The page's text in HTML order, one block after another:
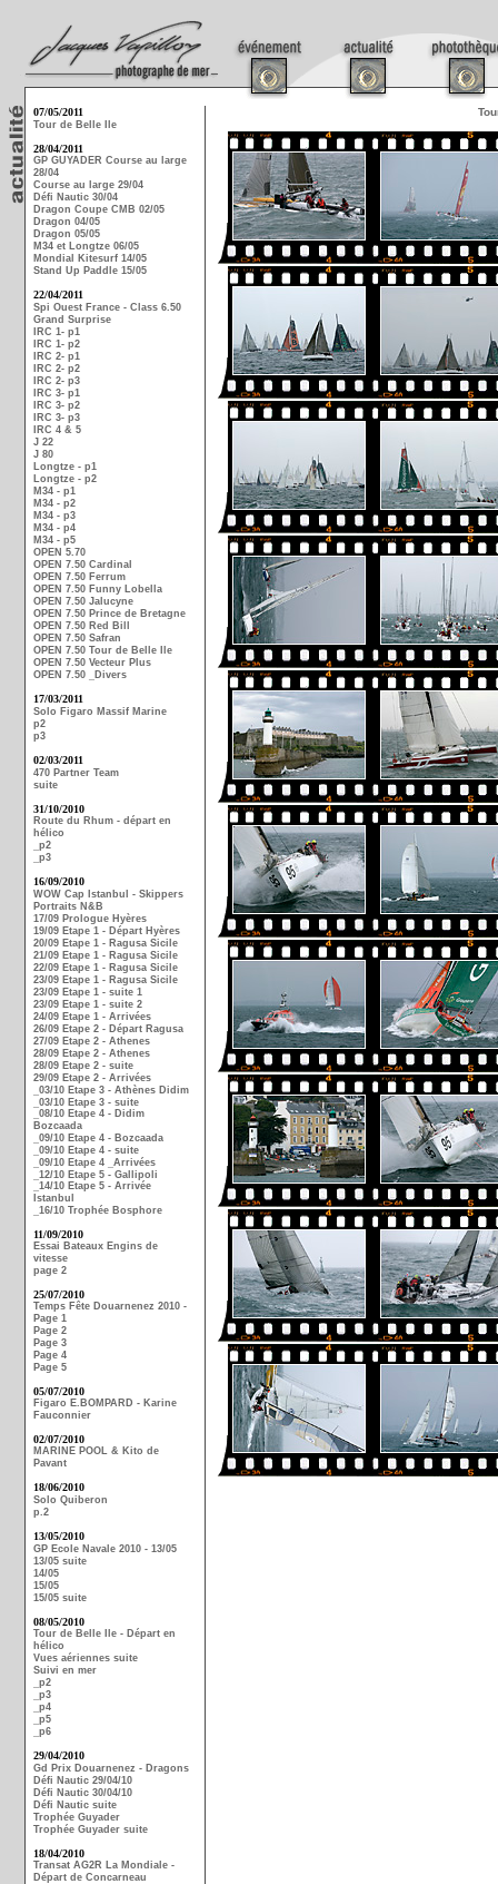
07/05/2011
Tour de Belle Ile
28/04/2011
GP GUYADER Course au large
28/04
Course au large 29/04
Défi Nautic 30/04
Dragon Coupe CMB 02/05
Dragon 04/05
Dragon 05/05
M34 et Longtze 06/05
Mondial Kitesurf 14/05
Stand Up Paddle 15/05
22/04/2011
Spi Ouest France - Class 6.50
Grand Surprise
IRC 1- p1
IRC 1- p2
IRC 2- p1
IRC 2- p2
IRC 2- p3
IRC 3- p1
IRC 3- p2
IRC 3- p3
IRC 4 & 5
J 22
J 80
Longtze - p1
Longtze - p2
M34 - p1
M34 - p2
M34 - p3
M34 - p4
M34 - p5
OPEN 5.70
OPEN 7.50 Cardinal
OPEN 7.50 Ferrum
OPEN 7.50 Funny Lobella
OPEN 7.50 Jalucyne
OPEN 7.50 Prince de Bretagne
OPEN 7.50 Red Bill
OPEN 7.50 Safran
OPEN 7.50 Tour de Belle Ile
OPEN 7.50 Vecteur Plus
OPEN 7.50 _Divers
17/03/2011
Solo Figaro Massif Marine
p2
p3
02/03/2011
470 Partner Team
suite
31/10/2010
Route du Rhum - départ en
hélico
_p2
_p3
16/09/2010
WOW Cap Istanbul - Skippers
Portraits N&B
17/09 Prologue Hyères
19/09 Etape 1 - Départ Hyères
20/09 Etape 1 - Ragusa Sicile
21/09 Etape 1 - Ragusa Sicile
22/09 Etape 1 - Ragusa Sicile
23/09 Etape 1 - Ragusa Sicile
23/09 Etape 1 - suite 1
23/09 Etape 1 - suite 2
24/09 Etape 1 - Arrivées
26/09 Etape 2 - Départ Ragusa
27/09 Etape 2 - Athenes
28/09 Etape 2 - Athenes
28/09 Etape 2 - suite
29/09 Etape 2 - Arrivées
_03/10 Etape 3 - Athènes Didim
_03/10 Etape 3 - suite
_08/10 Etape 4 - Didim
Bozcaada
_09/10 Etape 4 - Bozcaada
_09/10 Etape 4 - suite
_09/10 Etape 4 _Arrivées
_12/10 Etape 5 - Gallipoli
_14/10 Etape 5 - Arrivée
Istanbul
_16/10 Trophée Bosphore
11/09/2010
Essai Bateaux Engins de
vitesse
page 2
25/07/2010
Temps Fête Douarnenez 2010 -
Page 1
Page 2
Page 3
Page 4
Page 5
05/07/2010
Figaro E.BOMPARD - Karine
Fauconnier
02/07/2010
MARINE POOL & Kito de
Pavant
18/06/2010
Solo Quiberon
p.2
13/05/2010
GP Ecole Navale 2010 - 13/05
13/05 suite
14/05
15/05
15/05 suite
08/05/2010
Tour de Belle Ile - Départ en
hélico
Vues aériennes suite
Suivi en mer
_p2
_p3
_p4
_p5
_p6
29/04/2010
Gd Prix Douarnenez - Dragons
Défi Nautic 29/04/10
Défi Nautic 30/04/10
Défi Nautic suite
Trophée Guyader
Trophée Guyader suite
18/04/2010
Transat AG2R La Mondiale -
Départ de Concarneau